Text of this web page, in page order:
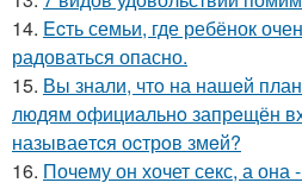
14. Ecть семьи, где ребёнок
радоваться опасно.
15. Вы знали, чтo на нашeй
людям oфициальнo запрeщён
называeтcя оcтрoв змeй?
16. Почему он хочет секс, а она